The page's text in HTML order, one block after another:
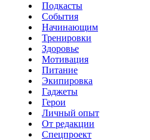
Подкасты
События
Начинающим
Тренировки
Здоровье
Мотивация
Питание
Экипировка
Гаджеты
Герои
Личный опыт
От редакции
Спецпроект